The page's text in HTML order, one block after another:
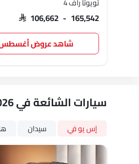
SAR 106,662 - 165,542
شاهد عروض
سيارات الشائعة في 2026
إس يو في سيدان